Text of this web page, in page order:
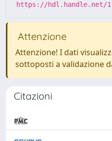
https://hdl.handle.net/
Attenzione
Attenzione! I dati
sottoposti a validazione
Citazioni